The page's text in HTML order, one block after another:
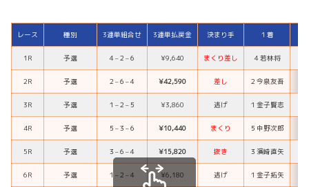
レース 種別 3連単組合せ 3連単払戻金 決まり手 １着
1R 予選 ４ –２ –６ ¥9,640 まくり差し ４ 若林将
2R 予選 ２ –６ –４ ¥42,590 差し ２ 今泉友吾
3R 予選 １ –２ – ５ ¥3,860 逃げ １ 金子賢志
4R 予選 ５ –３ –６ ¥10,440 まくり ５ 中野次郎
5R 予選 ３ –６ –４ ¥15,820 抜き ３ 濱崎直矢
6R 予選 １ –２ –４ ¥6,180 逃げ １ 金子拓矢